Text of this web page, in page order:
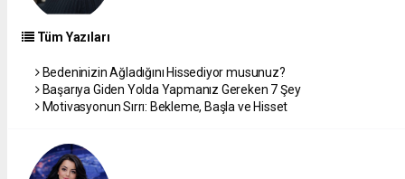
Tüm Yazıları
Bedeninizin Ağladığını Hissediyor musunuz?
Başarıya Giden Yolda Yapmanız Gereken 7 Şey
Motivasyonun Sırrı: Bekleme, Başla ve Hisset